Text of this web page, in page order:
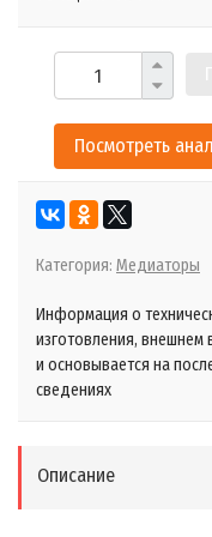
Посмотреть
Категория: Медиаторы
Информация о
изготовления, внешнем
и основывается на
сведениях
Описание